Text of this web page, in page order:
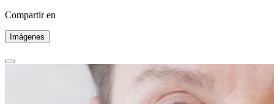
Compartir en
Imágenes